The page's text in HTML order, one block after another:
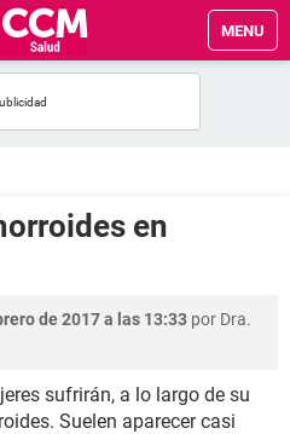
MENU
en
de 2017 a las 13:33 por Dra.
sufrirán, a lo largo de su
Suelen aparecer casi